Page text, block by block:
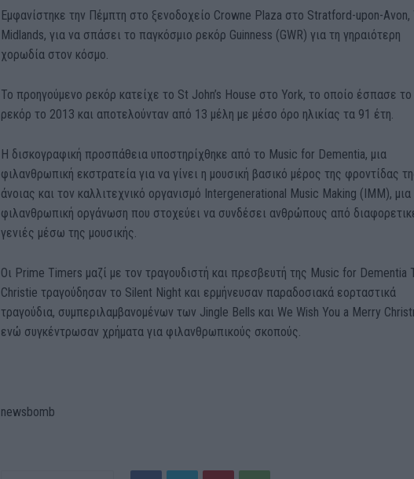
Εμφανίστηκε την Πέμπτη στο ξενοδοχείο Crowne Plaza στο Stratford-upon-Avon,
Midlands, για να σπάσει το παγκόσμιο ρεκόρ Guinness (GWR) για τη γηραιότερη
χορωδία στον κόσμο.
Το προηγούμενο ρεκόρ κατείχε το St John’s House στο York, το οποίο έσπασε το
ρεκόρ το 2013 και αποτελούνταν από 13 μέλη με μέσο όρο ηλικίας τα 91 έτη.
Η δισκογραφική προσπάθεια υποστηρίχθηκε από το Music for Dementia, μια
φιλανθρωπική εκστρατεία για να γίνει η μουσική βασικό μέρος της φροντίδας
άνοιας και τον καλλιτεχνικό οργανισμό Intergenerational Music Making (IMM), μια
φιλανθρωπική οργάνωση που στοχεύει να συνδέσει ανθρώπους από
γενιές μέσω της μουσικής.
Οι Prime Timers μαζί με τον τραγουδιστή και πρεσβευτή της Music for Dementia
Christie τραγούδησαν το Silent Night και ερμήνευσαν παραδοσιακά εορταστικά
τραγούδια, συμπεριλαμβανομένων των Jingle Bells και We Wish You a Merry
ενώ συγκέντρωσαν χρήματα για φιλανθρωπικούς σκοπούς.
newsbomb